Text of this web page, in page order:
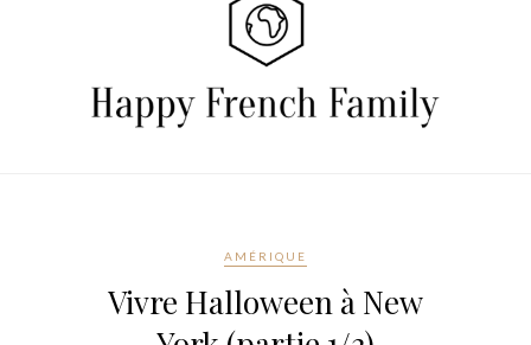
AMÉRIQUE
Vivre Halloween à New